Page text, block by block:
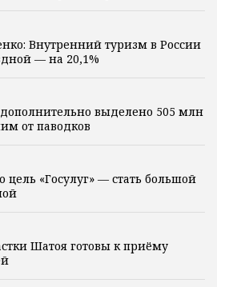
Внутренний туризм в России
— на 20,1%
выделено 505 млн
от паводков
цель «Госулуг» — стать большой
Шатоя готовы к приёму